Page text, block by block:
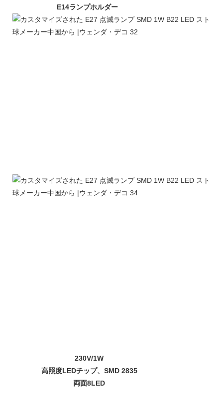
E14ランプホルダー
230V/1W
高照度LEDチップ、SMD 2835
両面8LED